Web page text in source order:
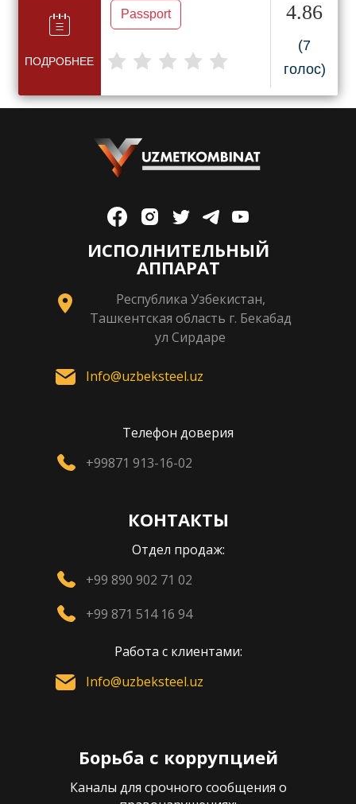
ПОДРОБНЕЕ
Passport 4.86
(7
голос)
ИСПОЛНИТЕЛЬНЫЙ
АППАРАТ
Республика Узбекистан,
Ташкентская область г. Бекабад
ул Сирдаре
Info@uzbeksteel.uz
Телефон доверия
+99871 913-16-02
КОНТАКТЫ
Отдел продаж:
+99 890 902 71 02
+99 871 514 16 94
Работа с клиентами:
Info@uzbeksteel.uz
Борьба с коррупцией
Каналы для срочного сообщения о